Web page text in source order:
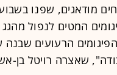
מודאגים, שפנו
המטים לנפול
הרעועים
שאצרה רויטל בן-